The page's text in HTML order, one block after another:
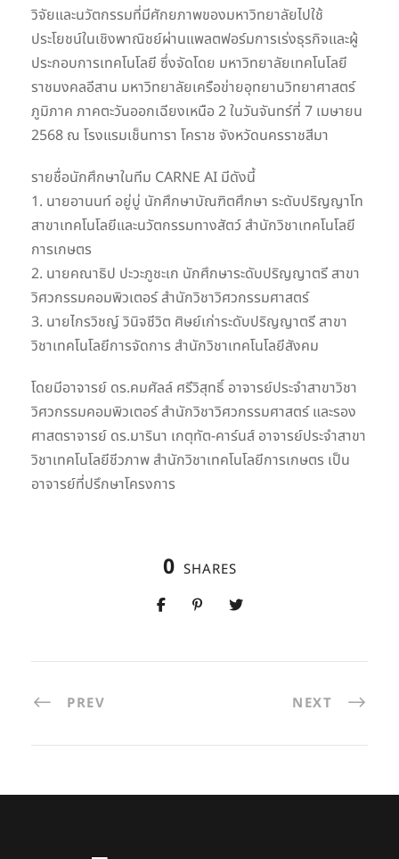
วิจัยและนวัตกรรมที่มีศักยภาพของมหาวิทยาลัยไปใช้
ประโยชน์ในเชิงพาณิชย์ผ่านแพลตฟอร์มการเร่งธุรกิจและผู้
ประกอบการเทคโนโลยี ซึ่งจัดโดย มหาวิทยาลัยเทคโนโลยี
ราชมงคลอีสาน มหาวิทยาลัยเครือข่ายอุทยานวิทยาศาสตร์
ภูมิภาค ภาคตะวันออกเฉียงเหนือ 2 ในวันจันทร์ที่ 7 เมษายน
2568 ณ โรงแรมเช็นทารา โคราช จังหวัดนครราชสีมา
รายชื่อนักศึกษาในทีม CARNE AI มีดังนี้
1. นายอานนท์ อยู่บู่ นักศึกษาบัณฑิตศึกษา ระดับปริญญาโท
สาขาเทคโนโลยีและนวัตกรรมทางสัตว์ สำนักวิชาเทคโนโลยี
การเกษตร
2. นายคณาธิป ปะวะภูชะเก นักศึกษาระดับปริญญาตรี สาขา
วิศวกรรมคอมพิวเตอร์ สำนักวิชาวิศวกรรมศาสตร์
3. นายไกรวิชญ์ วินิจชีวิต ศิษย์เก่าระดับปริญญาตรี สาขา
วิชาเทคโนโลยีการจัดการ สำนักวิชาเทคโนโลยีสังคม
โดยมีอาจารย์ ดร.คมศัลล์ ศรีวิสุทธิ์ อาจารย์ประจำสาขาวิชา
วิศวกรรมคอมพิวเตอร์ สำนักวิชาวิศวกรรมศาสตร์ และรอง
ศาสตราจารย์ ดร.มารินา เกตุทัต-คาร์นส์ อาจารย์ประจำสาขา
วิชาเทคโนโลยีชีวภาพ สำนักวิชาเทคโนโลยีการเกษตร เป็น
อาจารย์ที่ปรึกษาโครงการ
0 SHARES
PREV NEXT